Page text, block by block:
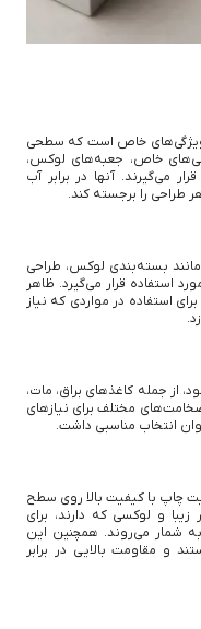
ویژگی‌های خاص است که سطحی
خاص، جعبه‌های لوکس،
می‌گیرند. آنها در برابر آب
طراحی را برجسته کند.
بسته‌بندی لوکس، طراحی
استفاده قرار می‌گیرد. ظاهر
استفاده در مواردی که نیاز
از جمله کاغذ‌های براق، مات،
مختلف برای نیازهای
انتخاب مناسبی داشت.
چاپ با کیفیت بالا روی سطح
و لوکسی که دارند، برای
شمار می‌روند. همچنین این
و مقاومت بالایی در برابر